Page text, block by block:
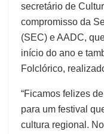
secretário de
compromisso da
(SEC) e AADC,
início do ano e
Folclórico,
“Ficamos felizes
para um festival
cultura regional.